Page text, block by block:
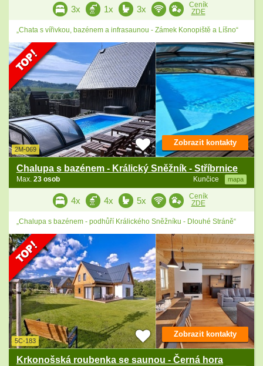
3x 1x 3x
Ceník
ZDE
„Chata s vířivkou, bazénem a infrasaunou - Zámek Konopiště a Líšno“
2M-069
Chalupa s bazénem - Králický Sněžník - Stříbrnice
Kunčice mapa
Max. 23 osob
Zobrazit kontakty
4x 4x 5x
Ceník
ZDE
„Chalupa s bazénem - podhůří Králického Sněžníku - Dlouhé Stráně“
5C-183
Krkonošská roubenka se saunou - Černá hora
Zobrazit kontakty